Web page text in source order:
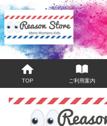
TOP ご利用案内